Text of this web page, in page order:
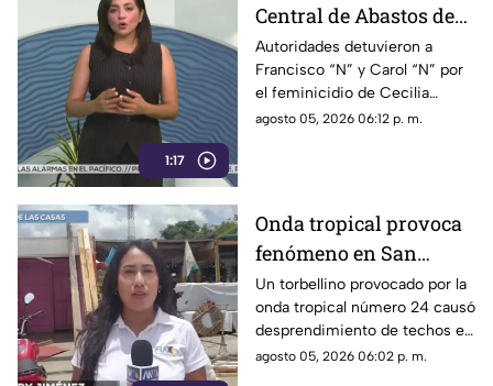
1:17
Central de Abastos de
Comitán: capturan a
dos implicados, una
detención ocurrió en
Jalisco
Autoridades detuvieron a
Francisco “N” y Carol “N” por
el feminicidio de Cecilia
Viviana en Comitán. La Fiscalía
agosto 05, 2026 06:12 p. m.
Onda tropical provoca
fenómeno en San
Cristóbal: torbellino
desprende techos de
locales y derriba
árboles
Un torbellino provocado por la
onda tropical número 24 causó
desprendimiento de techos en
un mercado y la caída de
agosto 05, 2026 06:02 p. m.